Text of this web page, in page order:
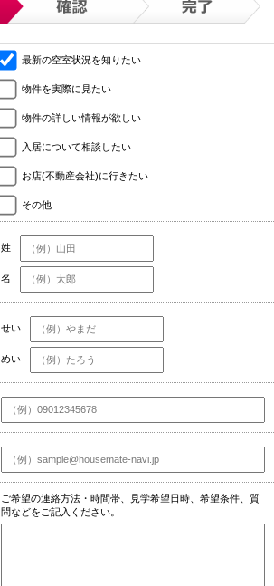
最新の空室状況を知りたい
物件を実際に見たい
物件の詳しい情報が欲しい
入居について相談したい
お店(不動産会社)に行きたい
その他
姓
名
せい
めい
ご希望の連絡方法・時間帯、見学希望日時、希望条件、質
問などをご記入ください。